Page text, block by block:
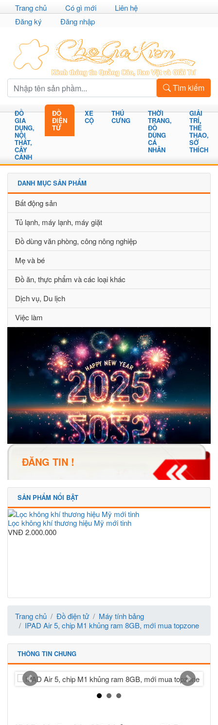
Trang chủ Có gì mới
Liên hệ
Đăng ký
Đăng nhập
Tìm kiếm
ĐỒ
GIA
DỤNG,
NỘI
THẤT,
CÂY
CẢNH
ĐỒ
ĐIỆN
TỬ
XE
CỘ
THÚ
CƯNG
THỜI
TRANG,
ĐỒ
DÙNG
CÁ
NHÂN
GIẢI
TRÍ,
THỂ
THAO,
SỞ
THÍCH
DANH MỤC SẢN PHẨM
Bất động sản
Tủ lạnh, máy lạnh, máy giặt
Đồ dùng văn phòng, công nông nghiệp
Mẹ và bé
Đồ ăn, thực phẩm và các loại khác
Dịch vụ, Du lịch
Việc làm
ĐĂNG TIN !
SẢN PHẨM NỔI BẬT
Lọc không khí thương hiệu Mỹ mới tinh
VNĐ 2.000.000
Trang chủ Đồ điện tử
Máy tính bảng
IPAD Air 5, chip M1 khủng ram 8GB, mới mua topzone
THÔNG TIN CHUNG